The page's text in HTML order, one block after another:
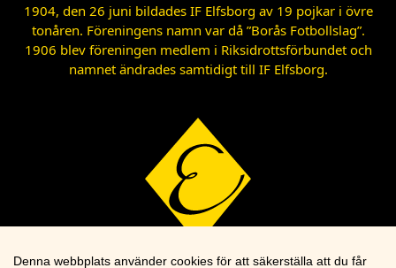
1904, den 26 juni bildades IF Elfsborg av 19 pojkar i övre
tonåren. Föreningens namn var då ”Borås Fotbollslag”.
1906 blev föreningen medlem i Riksidrottsförbundet och
namnet ändrades samtidigt till IF Elfsborg.
Denna webbplats använder cookies för att säkerställa att du får